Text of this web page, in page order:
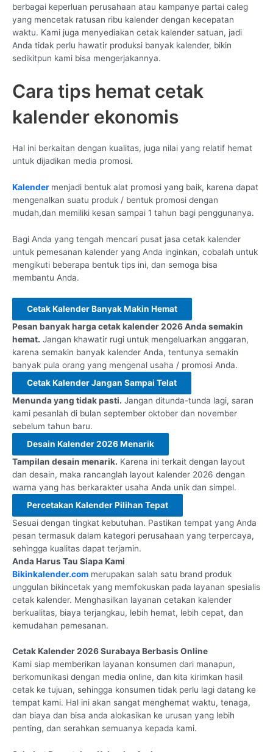
berbagai keperluan perusahaan atau kampanye partai caleg
yang mencetak ratusan ribu kalender dengan kecepatan
waktu. Kami juga menyediakan cetak kalender satuan, jadi
Anda tidak perlu hawatir produksi banyak kalender, bikin
sedikitpun kami bisa mengerjakannya.
Cara tips hemat cetak
kalender ekonomis
Hal ini berkaitan dengan kualitas, juga nilai yang relatif hemat
untuk dijadikan media promosi.
Kalender menjadi bentuk alat promosi yang baik, karena dapat
mengenalkan suatu produk / bentuk promosi dengan
mudah,dan memiliki kesan sampai 1 tahun bagi penggunanya.
Bagi Anda yang tengah mencari pusat jasa cetak kalender
untuk pemesanan kalender yang Anda inginkan, cobalah untuk
mengikuti beberapa bentuk tips ini, dan semoga bisa
membantu Anda.
Cetak Kalender Banyak Makin Hemat
Pesan banyak harga cetak kalender 2026 Anda semakin
hemat. Jangan khawatir rugi untuk mengeluarkan anggaran,
karena semakin banyak kalender Anda, tentunya semakin
banyak pula orang yang mengenal usaha / promosi Anda.
Cetak Kalender Jangan Sampai Telat
Menunda yang tidak pasti. Jangan ditunda-tunda lagi, saran
kami pesanlah di bulan september oktober dan november
sebelum tahun baru.
Desain Kalender 2026 Menarik
Tampilan desain menarik. Karena ini terkait dengan layout
dan desain, maka rancanglah layout kalender 2026 dengan
warna yang has berkarakter usaha Anda unik dan simpel.
Percetakan Kalender Pilihan Tepat
Sesuai dengan tingkat kebutuhan. Pastikan tempat yang Anda
pesan termasuk dalam kategori perusahaan yang terpercaya,
sehingga kualitas dapat terjamin.
Anda Harus Tau Siapa Kami
Bikinkalender.com merupakan salah satu brand produk
unggulan bikincetak yang memfokuskan pada layanan spesialis
cetak kalender. Menghasilkan layanan cetakan kalender
berkualitas, biaya terjangkau, lebih hemat, lebih cepat, dan
kemudahan pemesanan.
Cetak Kalender 2026 Surabaya Berbasis Online
Kami siap memberikan layanan konsumen dari manapun,
berkomunikasi dengan media online, dan kita kirimkan hasil
cetak ke tujuan, sehingga konsumen tidak perlu lagi datang ke
tempat kami. Hal ini akan sangat menghemat waktu, tenaga,
dan biaya dan bisa anda alokasikan ke urusan yang lebih
penting, dan serahkan semuanya kepada kami.